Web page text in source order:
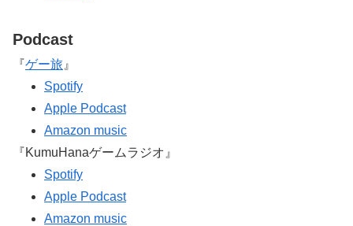
Podcast
『ゲー旅 』
Spotify
Apple Podcast
Amazon music
『KumuHanaゲームラジオ』
Spotify
Apple Podcast
Amazon music